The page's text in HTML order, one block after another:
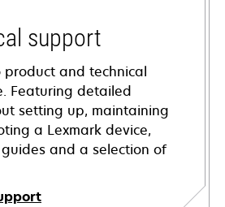
support
product and technical
Featuring detailed
setting up, maintaining
a Lexmark device,
and a selection of